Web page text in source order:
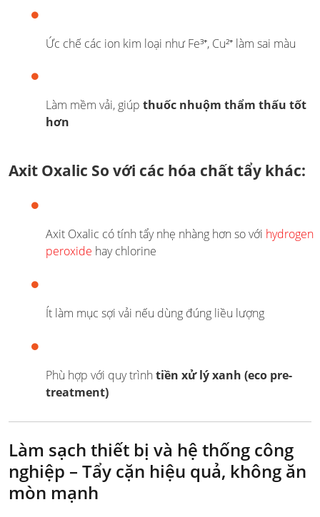
Ức chế các ion kim loại như Fe³⁺, Cu²⁺ làm sai màu
Làm mềm vải, giúp thuốc nhuộm thẩm thấu tốt
hơn
Axit Oxalic So với các hóa chất tẩy khác:
Axit Oxalic có tính tẩy nhẹ nhàng hơn so với hydrogen
peroxide hay chlorine
Ít làm mục sợi vải nếu dùng đúng liều lượng
Phù hợp với quy trình tiền xử lý xanh (eco pre-
treatment)
Làm sạch thiết bị và hệ thống công
nghiệp – Tẩy cặn hiệu quả, không ăn
mòn mạnh